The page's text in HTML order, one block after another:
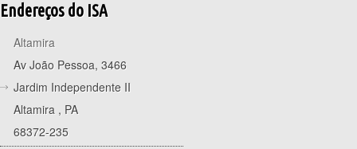
Endereços do ISA
Altamira
Av João Pessoa, 3466
Jardim Independente II
Altamira , PA
68372-235